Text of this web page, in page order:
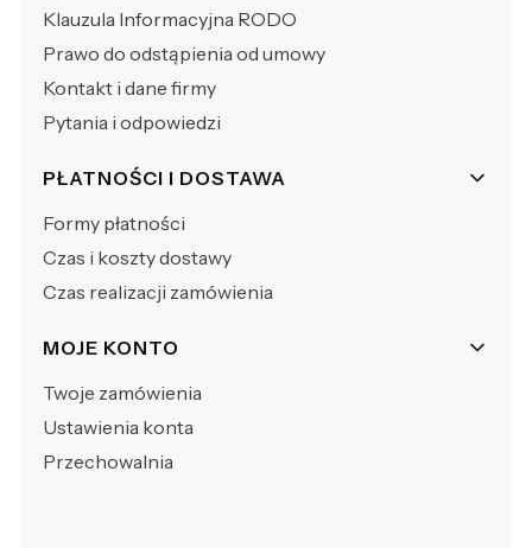
Klauzula Informacyjna RODO
Prawo do odstąpienia od umowy
Kontakt i dane firmy
Pytania i odpowiedzi
PŁATNOŚCI I DOSTAWA
Formy płatności
Czas i koszty dostawy
Czas realizacji zamówienia
MOJE KONTO
Twoje zamówienia
Ustawienia konta
Przechowalnia